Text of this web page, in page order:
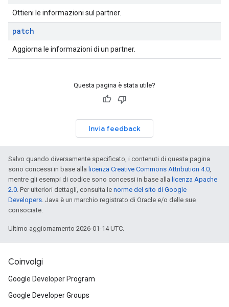
Ottieni le informazioni sul partner.
patch
Aggiorna le informazioni di un partner.
Questa pagina è stata utile?
Invia feedback
Salvo quando diversamente specificato, i contenuti di questa pagina
sono concessi in base alla licenza Creative Commons Attribution 4.0,
mentre gli esempi di codice sono concessi in base alla licenza Apache
2.0. Per ulteriori dettagli, consulta le norme del sito di Google
Developers. Java è un marchio registrato di Oracle e/o delle sue
consociate.
Ultimo aggiornamento 2026-01-14 UTC.
Coinvolgi
Google Developer Program
Google Developer Groups